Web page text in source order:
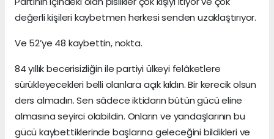
değerli kişileri kaybetmen herkesi senden uzaklaştırıyor.
Ve 52’ye 48 kaybettin, nokta.
84 yıllık becerisizliğin ile partiyi ülkeyi felâketlere
sürükleyecekleri belli olanlara açık kıldın. Bir kerecik olsun
ders almadın. Sen sâdece iktidarın bütün gücü eline
almasına seyirci olabildin. Onların ve yandaşlarının bu
gücü kaybettiklerinde başlarına geleceğini bildikleri ve